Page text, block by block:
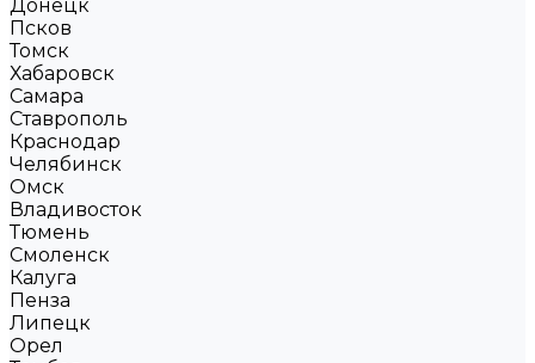
Донецк
Псков
Томск
Хабаровск
Самара
Ставрополь
Краснодар
Челябинск
Омск
Владивосток
Тюмень
Смоленск
Калуга
Пенза
Липецк
Орел